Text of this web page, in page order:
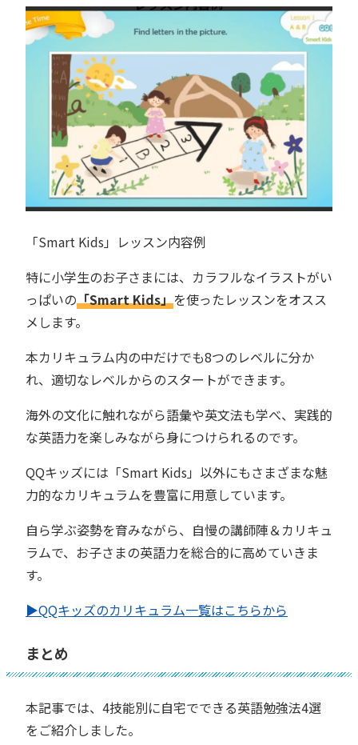
「Smart Kids」レッスン内容例
特に小学生のお子さまには、カラフルなイラストがい
っぱいの「Smart Kids」を使ったレッスンをオスス
メします。
本カリキュラム内の中だけでも8つのレベルに分か
れ、適切なレベルからのスタートができます。
海外の文化に触れながら語彙や英文法も学べ、実践的
な英語力を楽しみながら身につけられるのです。
QQキッズには「Smart Kids」以外にもさまざまな魅
力的なカリキュラムを豊富に用意しています。
自ら学ぶ姿勢を育みながら、自慢の講師陣＆カリキュ
ラムで、お子さまの英語力を総合的に高めていきま
す。
▶︎QQキッズのカリキュラム一覧はこちらから
まとめ
本記事では、4技能別に自宅でできる英語勉強法4選
をご紹介しました。